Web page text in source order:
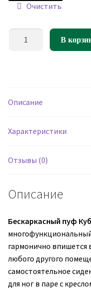
Очистить
Количество
дюспо)
В
Описание
Характеристики
Отзывы (0)
Описание
Бескаркасный пуф Куб
гармонично впишется
любого другого
самостоятельное
для ног в паре с